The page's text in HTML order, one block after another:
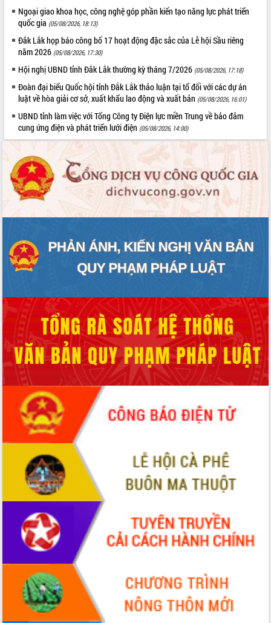
Ngoại giao khoa học, công nghệ góp phần kiến tạo năng lực phát triển
quốc gia (05/08/2026, 18:13)
Đắk Lắk họp báo công bố 17 hoạt động đặc sắc của Lễ hội Sầu riêng
năm 2026 (05/08/2026, 17:30)
Hội nghị UBND tỉnh Đắk Lắk thường kỳ tháng 7/2026 (05/08/2026, 17:18)
Đoàn đại biểu Quốc hội tỉnh Đắk Lắk thảo luận tại tổ đối với các dự án
luật về hòa giải cơ sở, xuất khẩu lao động và xuất bản (05/08/2026, 16:01)
UBND tỉnh làm việc với Tổng Công ty Điện lực miền Trung về bảo đảm
cung ứng điện và phát triển lưới điện (05/08/2026, 14:00)